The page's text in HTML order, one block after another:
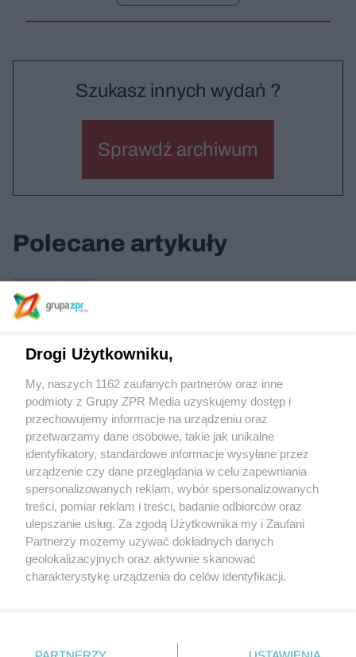
Szukasz innych wydań ?
Sprawdź archiwum
Polecane artykuły
Dom i pracownia artystów w Krakowie
Wormhouse w Zabłociu
Hotel Morfeusz w Makao projektu Zaha Hadid
Architects
Żaden utwór zamieszczony w serwisie nie może być powielany i
rozpowszechniany lub dalej rozpowszechniany w jakikolwiek sposób (w tym
zabronione pod groźbą kary i może być ścigane prawnie.
Drogi Użytkowniku,
My, naszych 1162 zaufanych partnerów oraz inne
podmioty z Grupy ZPR Media uzyskujemy dostęp i
przechowujemy informacje na urządzeniu oraz
przetwarzamy dane osobowe, takie jak unikalne
identyfikatory, standardowe informacje wysyłane przez
urządzenie czy dane przeglądania w celu zapewniania
spersonalizowanych reklam, wybór spersonalizowanych
treści, pomiar reklam i treści, badanie odbiorców oraz
ulepszanie usług. Za zgodą Użytkownika my i Zaufani
Partnerzy możemy używać dokładnych danych
geolokalizacyjnych oraz aktywnie skanować
charakterystykę urządzenia do celów identyfikacji.
zmienić/wycofać klikając przycisk ustawień prywatności